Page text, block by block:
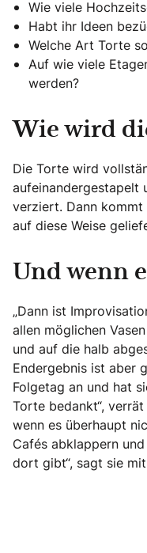
Wie viele
Habt ihr Ideen
Welche Art Torte
Auf wie viele
werden?
Wie wird
Die Torte wird
aufeinandergestapelt
verziert. Dann
auf diese Weise
Und wenn
„Dann ist
allen möglichen
und auf die halb
Endergebnis ist aber
Folgetag an und hat
Torte bedankt“,
wenn es überhaupt
Cafés abklappern
dort gibt“, sagt sie